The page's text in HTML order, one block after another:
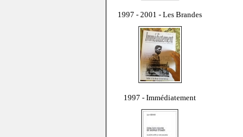
1997 - 2001 - Les Brandes
1997 - Immédiatement